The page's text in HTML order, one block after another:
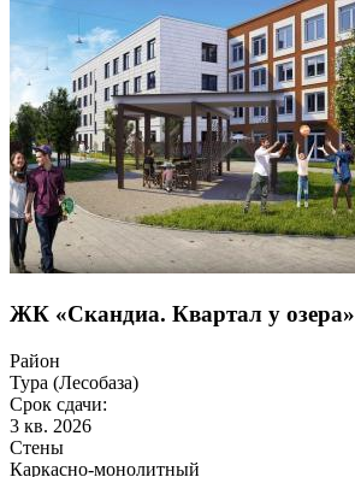
ЖК «Скандиа. Квартал у озера»
Район
Тура (Лесобаза)
Срок сдачи:
3 кв. 2026
Стены
Каркасно-монолитный